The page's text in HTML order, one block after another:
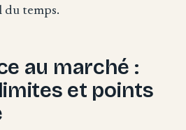
du temps.
au marché :
et points